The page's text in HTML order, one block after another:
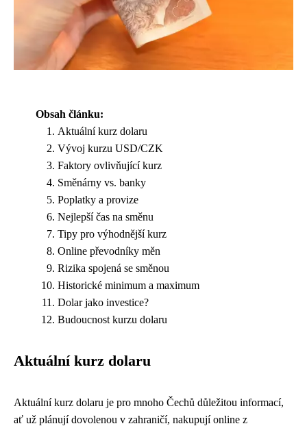
Obsah článku:
Aktuální kurz dolaru
Vývoj kurzu USD/CZK
Faktory ovlivňující kurz
Směnárny vs. banky
Poplatky a provize
Nejlepší čas na směnu
Tipy pro výhodnější kurz
Online převodníky měn
Rizika spojená se směnou
Historické minimum a maximum
Dolar jako investice?
Budoucnost kurzu dolaru
Aktuální kurz dolaru
Aktuální kurz dolaru je pro mnoho Čechů důležitou informací,
ať už plánují dovolenou v zahraničí, nakupují online z